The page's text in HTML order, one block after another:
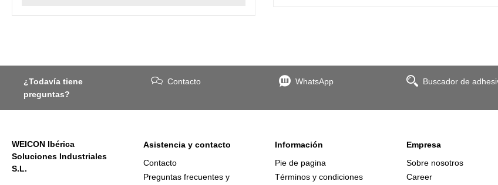
¿Todavía tiene
preguntas?
Contacto WhatsApp Buscador de
WEICON Ibérica
Soluciones Industriales
S.L.
Asistencia y contacto
Contacto
Preguntas frecuentes y
Información
Pie de pagina
Términos y condiciones
Empresa
Sobre nosotros
Career